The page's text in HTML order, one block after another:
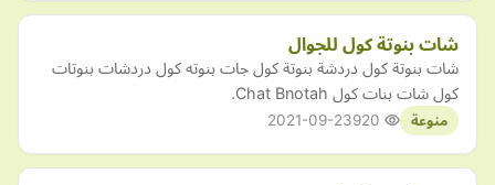
شات بنوتة كول للجوال
شات بنوتة كول دردشة بنوتة كول جات بنوته كول دردشات بنوتات
كول شات بنات كول Chat Bnotah.
منوعة 2021-09-23